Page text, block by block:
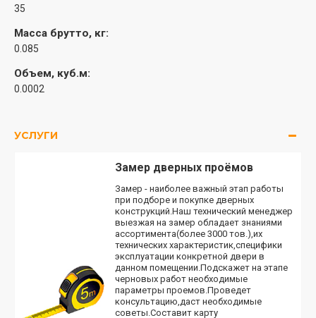
35
Масса брутто, кг:
0.085
Объем, куб.м:
0.0002
УСЛУГИ
Замер дверных проёмов
Замер - наиболее важный этап работы
при подборе и покупке дверных
конструкций.Наш технический менеджер
выезжая на замер обладает знаниями
ассортимента(более 3000 тов.),их
технических характеристик,специфики
эксплуатации конкретной двери в
данном помещении.Подскажет на этапе
черновых работ необходимые
параметры проемов.Проведет
консультацию,даст необходимые
советы.Составит карту